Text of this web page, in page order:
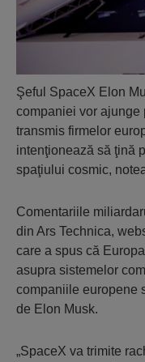
Şeful SpaceX Elon
companiei vor ajunge
transmis firmelor
intenţionează să ţină
spaţiului cosmic,
Comentariile
din Ars Technica,
care a spus că
asupra sistemelor
companiile europene
de Elon Musk.
„SpaceX va trimite